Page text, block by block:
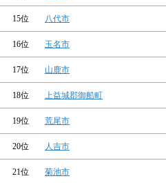
15位 八代市
16位 玉名市
17位 山鹿市
18位 上益城郡御船町
19位 荒尾市
20位 人吉市
21位 菊池市